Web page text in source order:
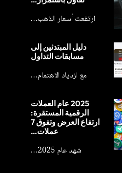
ارتفعت أسعار الذهب…
دليل المبتدئين إلى
مسابقات التداول
مع ازدياد الاهتمام…
2025 عام العملات
الرقمية المستقرة:
ارتفاع العرض وتفوق 7
عملات…
شهد عام 2025…